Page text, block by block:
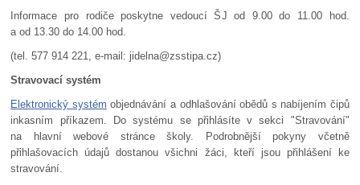
Informace pro rodiče poskytne vedoucí ŠJ od 9.00 do 11.00 hod.
a od 13.30 do 14.00 hod.
(tel. 577 914 221, e-mail: jidelna@zsstipa.cz)
Stravovací systém
Elektronický systém objednávání a odhlašování obědů s nabíjením čipů
inkasním příkazem. Do systému se přihlásíte v sekci "Stravování"
na hlavní webové stránce školy. Podrobnější pokyny včetně
přihlašovacích údajů dostanou všichni žáci, kteří jsou přihlášení ke
stravování.